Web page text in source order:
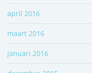
april 2016
maart 2016
januari 2016